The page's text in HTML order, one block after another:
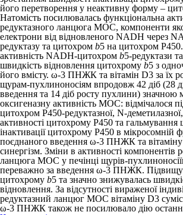
його перетворення у неактивну форму –
Натомість посилювалась функціональна
редуктазного ланцюга МОС, компоненти
електрони від відновленого NADH через
редуктазу та цитохром b5 на цитохром
активність NADH-цитохром b5-редуктази
швидкість відновлення цитохрому b5 з
його вмісту. ω-3 ПНЖК та вітамін D3 за їх
щурам-пухлиноносіям впродовж 42 діб (28
введення та 14 діб росту пухлини) значною
оксигеназну активність МОС: відмічалося
цитохром Р450-редуктазної, N-
активності цитохрому Р450 та гальмування
інактивації цито­хрому Р450 в мікросомній
поєднаного введення ω-3 ПНЖК та
синергізм. Зміни в активності компонентів
ланцюга МОС у печінці щурів-
переважно за введення ω-3 ПНЖК.
цитохрому b5 та значно знижувалась
відновлення. За відсутності вираженої
редуктазний ланцюг МОС вітаміну D3
ω-3 ПНЖК також не посилювало дію